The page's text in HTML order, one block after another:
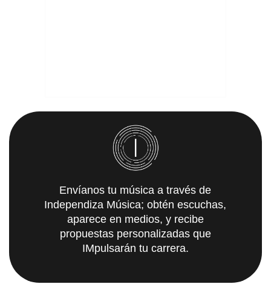
Envíanos tu música a través de
Independiza Música; obtén escuchas,
aparece en medios, y recibe
propuestas personalizadas que
IMpulsarán tu carrera.